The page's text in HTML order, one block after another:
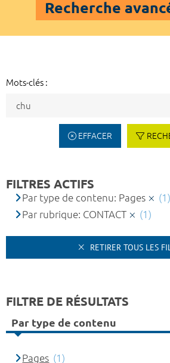
Recherche
Mots-clés :
EFFACER
FILTRES ACTIFS
Par type de contenu: Pages
(1)
Par rubrique: CONTACT
(1)
RETIRER TOUS LES
FILTRE DE RÉSULTATS
Par type de contenu
Pages (1)